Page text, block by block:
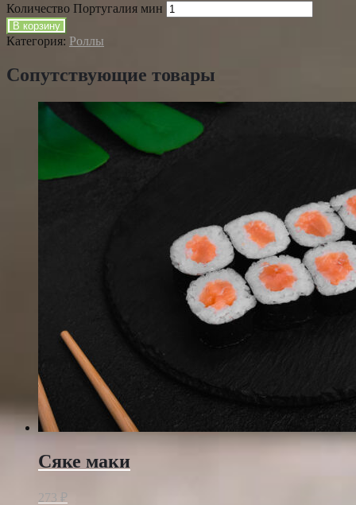
Количество Португалия мин
В корзину
Категория: Роллы
Сопутствующие товары
Сяке маки
273 ₽